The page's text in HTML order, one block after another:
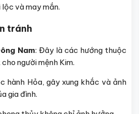
và may mắn.
tránh
Nam: Đây là các hướng thuộc
người mệnh Kim.
hành Hỏa, gây xung khắc và ảnh
gia đình.